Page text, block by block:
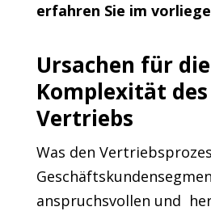
erfahren Sie im
Ursachen für die
Komplexität des
Vertriebs
Was den
anspruchsvollen und